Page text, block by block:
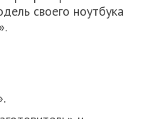
своего ноутбука